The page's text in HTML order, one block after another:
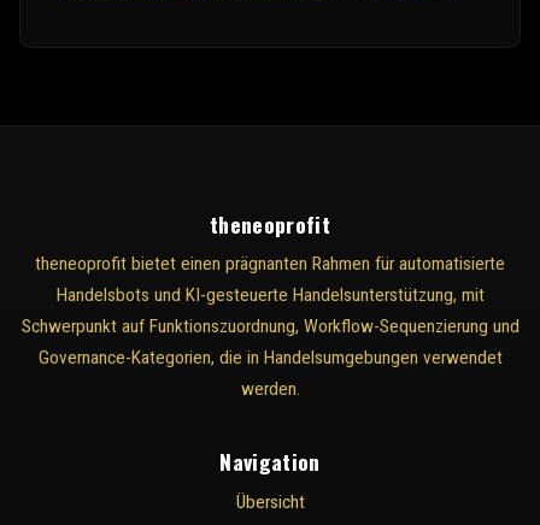
theneoprofit
theneoprofit bietet einen prägnanten Rahmen für automatisierte
Handelsbots und KI-gesteuerte Handelsunterstützung, mit
Schwerpunkt auf Funktionszuordnung, Workflow-Sequenzierung und
Governance-Kategorien, die in Handelsumgebungen verwendet
werden.
Navigation
Übersicht